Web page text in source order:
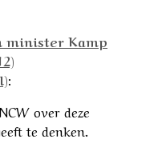
minister Kamp
:
over deze
te denken.